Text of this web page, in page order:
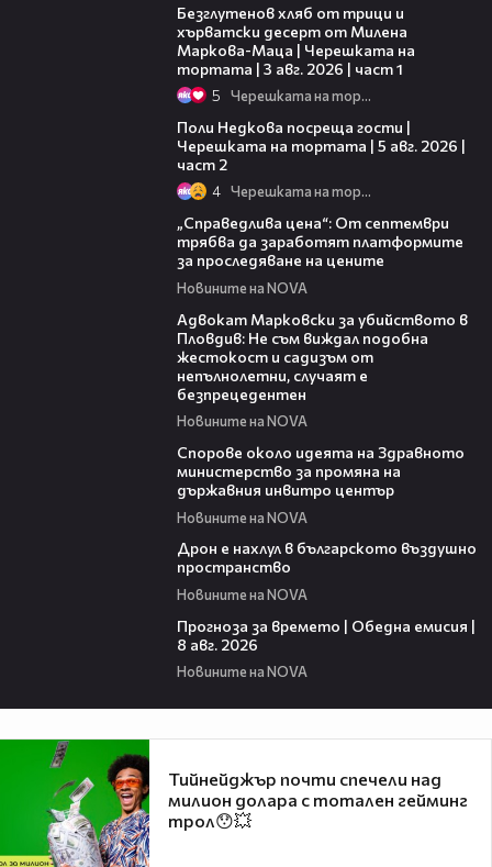
Безглутенов хляб от трици и
хърватски десерт от Милена
Маркова-Маца | Черешката на
тортата | 3 авг. 2026 | част 1
5 Черешката на тортата
Поли Недкова посреща гости |
Черешката на тортата | 5 авг. 2026 |
част 2
4 Черешката на тортата
„Справедлива цена“: От септември
трябва да заработят платформите
за проследяване на цените
Новините на NOVA
Адвокат Марковски за убийството в
Пловдив: Не съм виждал подобна
жестокост и садизъм от
непълнолетни, случаят е
безпрецедентен
Новините на NOVA
Спорове около идеята на Здравното
министерство за промяна на
държавния инвитро център
Новините на NOVA
Дрон е нахлул в българското въздушно
пространство
Новините на NOVA
Прогноза за времето | Обедна емисия |
8 авг. 2026
Новините на NOVA
Тийнейджър почти спечели над
милион долара с тотален гейминг
трол😯💥